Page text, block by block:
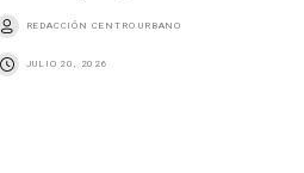
REDACCIÓN CENTRO URBANO
JULIO 20, 2026